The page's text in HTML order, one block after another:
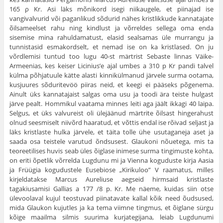
165 ρ Kr. Asi läks mõnikord isegi niikaugele, et piinajad ise
vangivalvurid või paganlikud sõdurid nähes kristlikkude kannatajate
õilsameelset rahu ning kindlust ja võrreldes sellega oma enda
sisemise mina rahuldamatust, elasid sealsamas üle murrangu ja
tunnistasid esmakordselt, et nemad ise on ka kristlased. On ju
võrdlemisi tuntud too lugu 40-st märtrist Sebaste linnas Väike-
Armeenias, kes keiser Licinius’e ajal umbes a 310 p Kr pandi talvel
külma põhjatuule kätte alasti kinnikülmanud järvele surma ootama,
kusjuures sõduritevöö piiras neid, et keegi ei pääseks põgenema.
Ainult üks kannatajaist salgas oma usu ja toodi ära teiste hulgast
järve pealt. Hommikul vaatama minnes leiti aga jäält ikkagi 40 laipa.
Selgus, et üks valvureist oli ülejäänud märtrite õilsast hingerahust
olnud seesmiselt niivõrd haaratud, et võttis endal ise rõivad seljast ja
läks kristlaste hulka järvele, et täita tolle ühe usutaganeja aset ja
saada osa teistele varutud õndsusest. Glaukoni nõuetega, mis ta
teoreetilises huvis seab üles õiglase inimese surma tingimuste kohta,
on eriti õpetlik võrrelda Lugdunu mi ja Vienna koguduste kirja Aasia
ja Früügia kogudustele Eusebiose „Kirikuloo” V raamatus, milles
kirjeldatakse Marcus Aureliuse aegseid hirmsaid kristlaste
tagakiusamisi Gallias a 177 /8 p. Kr. Me näeme, kuidas siin otse
ülevoolaval kujul teostuvad piinatavate kallal kõik need õudsused,
mida Glaukon kujutles ja ka tema viimne tingmus, et õiglane sürgu
kõige maailma silmis suurima kurjategijana, leiab Lugdunumi